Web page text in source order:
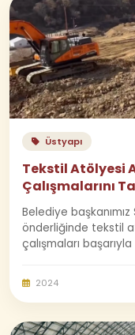
Üstyapı
Tekstil Atölyesi
Çalışmalarını
Belediye başkanımız
önderliğinde tekstil
çalışmaları başarıyla
2024